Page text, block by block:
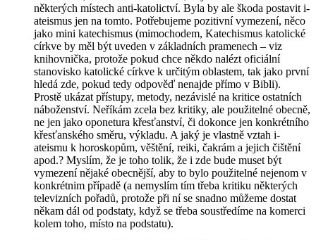
některých místech anti-katolictví. Byla by ale škoda postavit i-
ateismus jen na tomto. Potřebujeme pozitivní vymezení, něco
jako mini katechismus (mimochodem, Katechismus katolické
církve by měl být uveden v základních pramenech – viz
knihovnička, protože pokud chce někdo nalézt oficiální
stanovisko katolické církve k určitým oblastem, tak jako první
hledá zde, pokud tedy odpověď nenajde přímo v Bibli).
Prostě ukázat přístupy, metody, nezávislé na kritice ostatních
náboženství. Neříkám zcela bez kritiky, ale použitelné obecně,
ne jen jako oponetura křesťanství, či dokonce jen konkrétního
křesťanského směru, výkladu. A jaký je vlastně vztah i-
ateismu k horoskopům, věštění, reiki, čakrám a jejich čištění
apod.? Myslím, že je toho tolik, že i zde bude muset být
vymezení nějaké obecnější, aby to bylo použitelné nejenom v
konkrétnim případě (a nemyslím tím třeba kritiku některých
televizních pořadů, protože při ní se snadno můžeme dostat
někam dál od podstaty, když se třeba soustředíme na komerci
kolem toho, místo na podstatu).